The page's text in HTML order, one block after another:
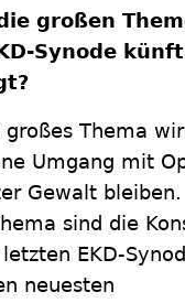
großen
Synode
großes Thema
Umgang mit
Gewalt
sind die
EKD-
neuesten